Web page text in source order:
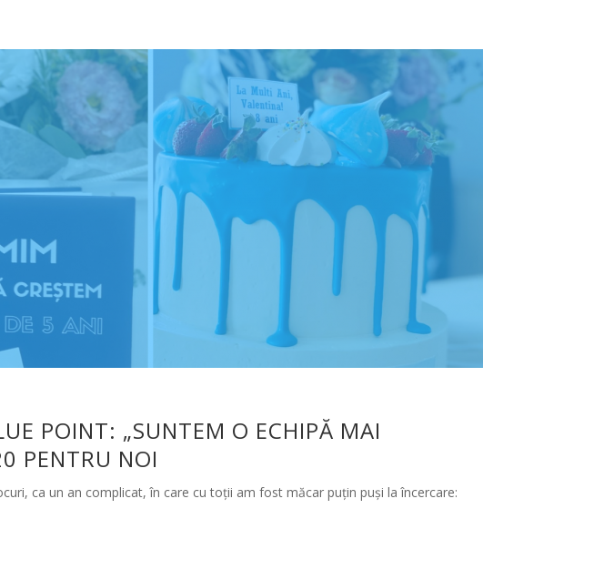
POINT: „SUNTEM O ECHIPĂ MAI
PENTRU NOI
ca un an complicat, în care cu toții am fost măcar puțin puși la încercare: